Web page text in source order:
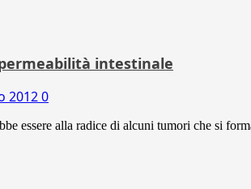
intestinale
20120
essere alla radice di alcuni tumori che si